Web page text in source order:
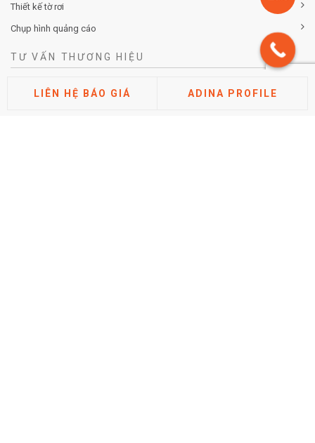
Thiết kế tờ rơi
Chụp hình quảng cáo
TƯ VẤN THƯƠNG HIỆU
Tư vấn chiến lược khác biệt hóa thương hiệu
LIÊN HỆ BÁO GIÁ ADINA PROFILE